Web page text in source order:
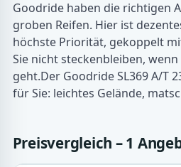
Goodride haben die richtigen
groben Reifen. Hier ist
höchste Priorität, gekoppelt
Sie nicht steckenbleiben,
geht.Der Goodride SL369 A/T
für Sie: leichtes Gelände,
Preisvergleich – 1